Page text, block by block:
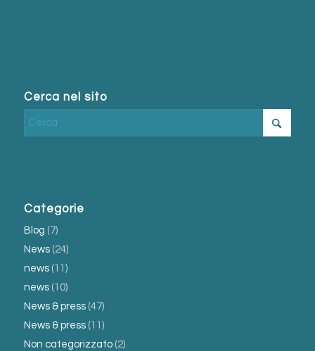
Cerca nel sito
Categorie
Blog (7)
News(24)
news(11)
news(10)
News & press(47)
News & press(11)
Non categorizzato(2)